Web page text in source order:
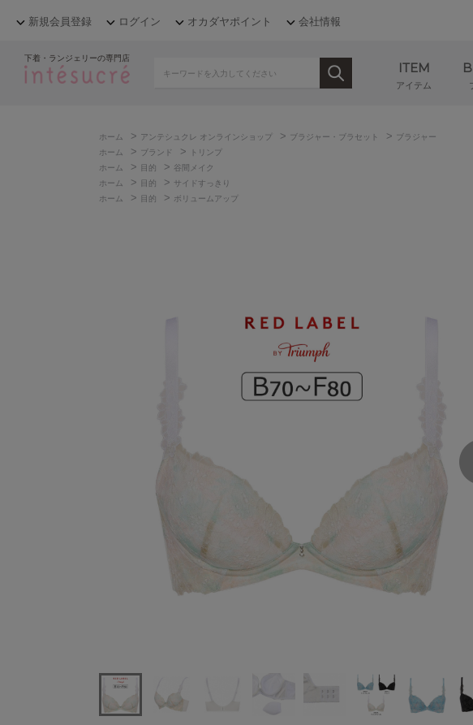
新規会員登録 ログイン オカダヤポイント 会社情報
下着・ランジェリーの専門店
ITEM
アイテム
ホーム > アンテシュクレ オンラインショップ > ブラジャー・ブラセット > ブラジャー
ホーム
> ブランド >
トリンプ
ホーム
> 目的 > 谷間メイク
ホーム
> 目的 > サイドすっきり
ホーム
> 目的 > ボリュームアップ